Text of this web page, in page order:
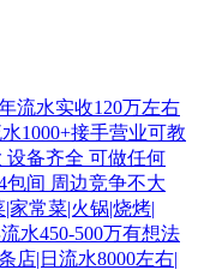
流水实收120万左右
1000+接手营业可教
设备齐全 可做任何
包间 周边竞争不大
家常菜|火锅|烧烤|
水450-500万有想法
店|日流水8000左右|